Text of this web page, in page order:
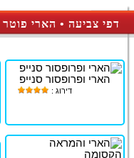
דפי צביעה • הארי פוטר
הארי ופרופסור סנייפ
דירוג :